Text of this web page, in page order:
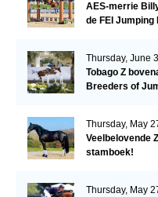
AES-merrie
de FEI Jumping
Thursday, June 3
Tobago Z
Breeders of
Thursday, May
Veelbelovende
stamboek!
Thursday, May